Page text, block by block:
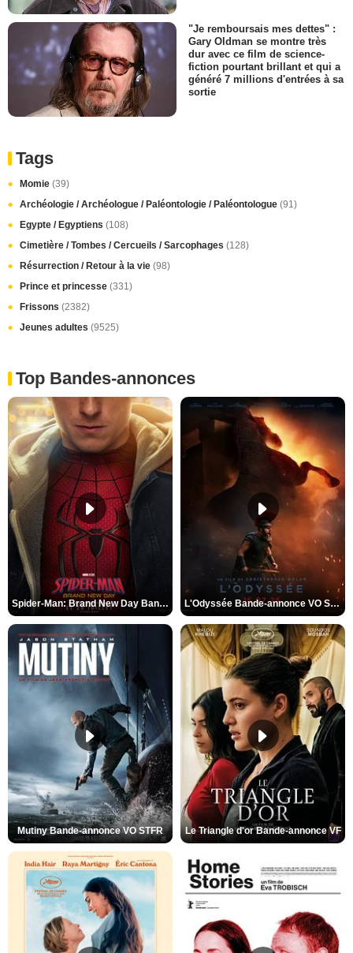
"Je remboursais mes dettes" :
Gary Oldman se montre très
dur avec ce film de science-
fiction pourtant brillant et qui a
généré 7 millions d'entrées à sa
sortie
Tags
Momie (39)
Archéologie / Archéologue / Paléontologie / Paléontologue (91)
Egypte / Egyptiens (108)
Cimetière / Tombes / Cercueils / Sarcophages (128)
Résurrection / Retour à la vie (98)
Prince et princesse (331)
Frissons (2382)
Jeunes adultes (9525)
Top Bandes-annonces
Spider-Man: Brand New Day Bande-annonce VO STFR L'Odyssée Bande-annonce VO STFR
Mutiny Bande-annonce VO STFR Le Triangle d'or Bande-annonce VF